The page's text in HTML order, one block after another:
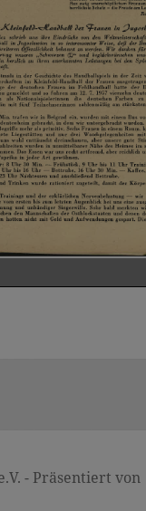
- Präsentiert von